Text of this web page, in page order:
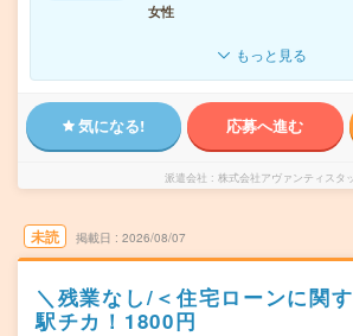
女性
もっと見る
気になる! 応募へ進む
派遣会社 株式会社アヴァンティスタ
未読 掲載日 2026/08/07
＼残業なし/＜住宅ローンに関
駅チカ！1800円